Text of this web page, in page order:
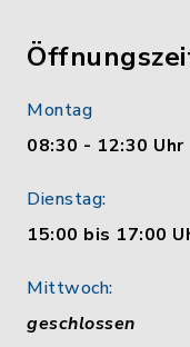
Montag
08:30 - 12:30 Uhr
Dienstag:
15:00 bis 17:00
Mittwoch:
geschlossen